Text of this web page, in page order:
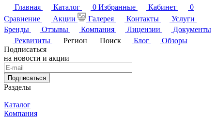
Главная
Каталог 0 Избранные Кабинет
0
Сравнение
Акции Галерея Контакты
Услуги
Бренды
Отзывы Компания Лицензии
Документы
Реквизиты
Регион Поиск Блог
Обзоры
Подписаться
на новости и акции
Подписаться
Разделы
Каталог
Компания